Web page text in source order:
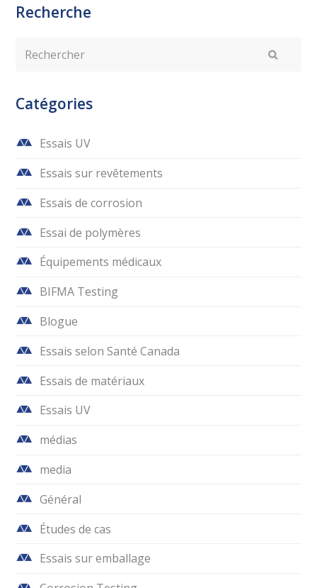
Recherche
Envoyer
Catégories
Essais UV
Essais sur revêtements
Essais de corrosion
Essai de polymères
Équipements médicaux
BIFMA Testing
Blogue
Essais selon Santé Canada
Essais de matériaux
Essais UV
médias
media
Général
Études de cas
Essais sur emballage